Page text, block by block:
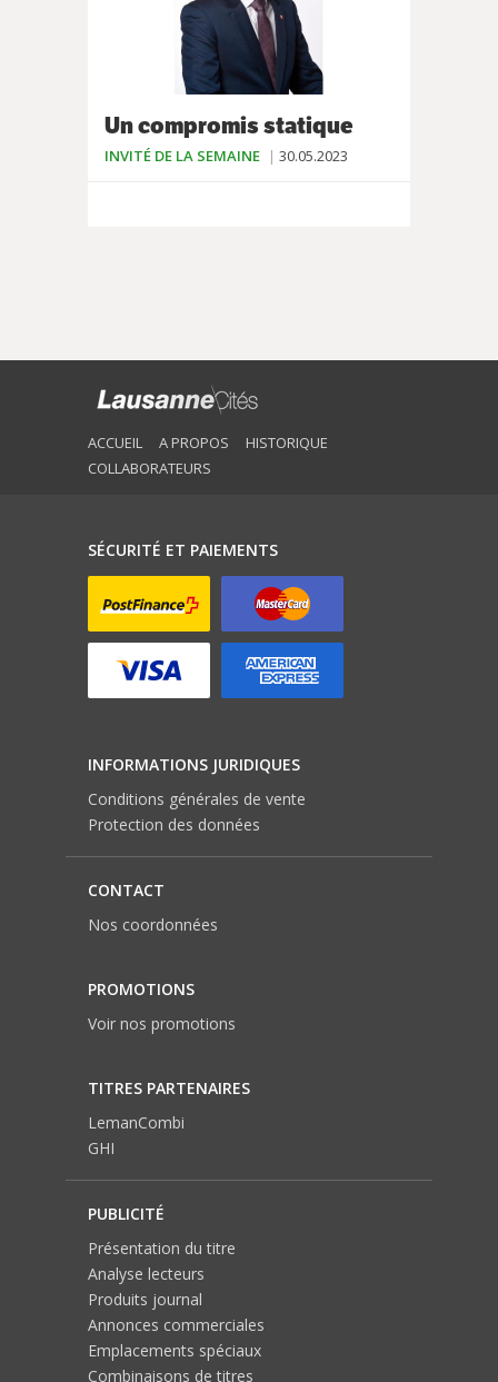
Un compromis statique
INVITÉ DE LA SEMAINE 30.05.2023
ACCUEIL A PROPOS
HISTORIQUE
COLLABORATEURS
SÉCURITÉ ET PAIEMENTS
INFORMATIONS JURIDIQUES
Conditions générales de vente
Protection des données
CONTACT
Nos coordonnées
PROMOTIONS
Voir nos promotions
TITRES PARTENAIRES
LemanCombi
GHI
PUBLICITÉ
Présentation du titre
Analyse lecteurs
Produits journal
Annonces commerciales
Emplacements spéciaux
Combinaisons de titres